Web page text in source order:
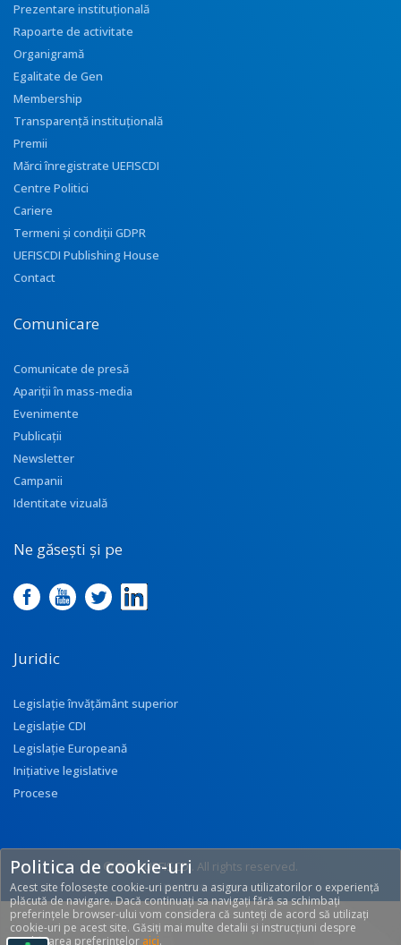
Prezentare instituţională
Rapoarte de activitate
Organigramă
Egalitate de Gen
Membership
Transparenţă instituţională
Premii
Mărci înregistrate UEFISCDI
Centre Politici
Cariere
Termeni și condiții GDPR
UEFISCDI Publishing House
Contact
Comunicare
Comunicate de presă
Apariţii în mass-media
Evenimente
Publicații
Newsletter
Campanii
Identitate vizuală
Ne găsești și pe
Juridic
Legislație învățământ superior
Legislație CDI
Legislație Europeană
Inițiative legislative
Procese
© 2017 UEFISCDI. All rights reserved.
[T: 0.2588, O: 92]
Politica de cookie-uri
Acest site folosește cookie-uri pentru a asigura utilizatorilor o experiență
plăcută de navigare. Dacă continuați sa navigați fără sa schimbați
preferințele browser-ului vom considera că sunteți de acord să utilizați
cookie-uri pe acest site. Găsiți mai multe detalii și instrucțiuni despre
modificarea preferințelor aici.